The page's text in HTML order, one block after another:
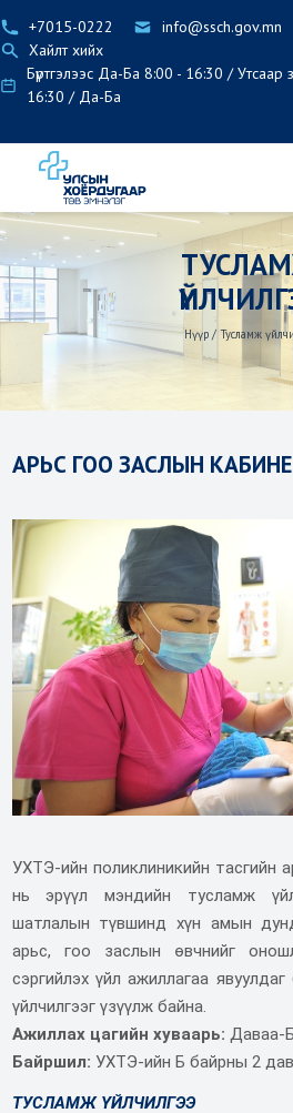
+7015-0222
info@ssch.gov.mn
Хайлт хийх
Бүртгэлээс Да-Ба 8:00 - 16:30 / Утсаар
16:30 / Да-Ба
Нүүр / Тусламж
АРЬС ГОО ЗАСЛЫН
УХТЭ-ийн поликлиникийн тасгийн
нь эрүүл мэндийн тусламж
шатлалын түвшинд хүн амын
арьс, гоо заслын өвчнийг
сэргийлэх үйл ажиллагаа
үйлчилгээг үзүүлж байна.
Ажиллах цагийн хуваарь: Даваа-
Байршил: УХТЭ-ийн Б байрны 2
ТУСЛАМЖ ҮЙЛЧИЛГЭЭ